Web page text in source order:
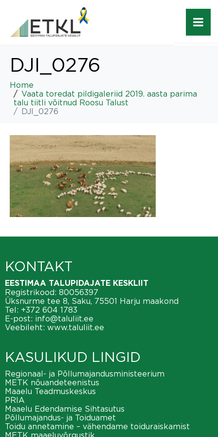
DJI_0276
Home
Vaata toredat pildigaleriid 2019. aasta parima
talu tiitli võitnud Roosu Talust
DJI_0276
KONTAKT
EESTIMAA TALUPIDAJATE KESKLIIT
Registrikood: 80056397
Üksnurme tee 8, Saku, 75501 Harju maakond
Tel: +372 604 1783
E-post: info@taluliit.ee
Veebileht: www.taluliit.ee
KASULIKUD LINGID
Regionaal- ja Põllumajandusministeerium
METK nõuandeteenistus
Maaelu Teadmuskeskus
PRIA
Maaelu Edendamise Sihtasutus
Põllumajandus- ja Toiduamet
Toidu annetamine – vähendame toiduraiskamist
METK maaeluvõrgustik